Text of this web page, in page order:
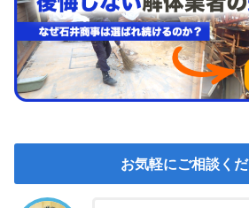
お気軽にご相談く